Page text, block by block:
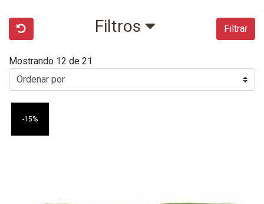
Filtros Filtrar
Mostrando 12 de 21
-15%